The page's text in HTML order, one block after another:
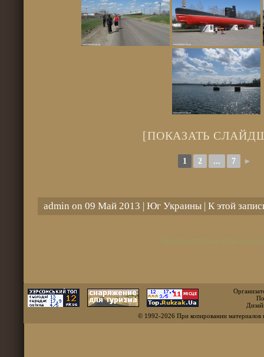
[ПОКАЗАТЬ
1 2 ... 7 ►
admin on 09 Май 2013 | Юг Украины| К этой
© 1992-2026 При копировании материалов